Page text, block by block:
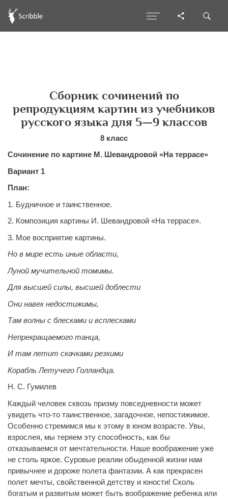
Сборник сочинений по
репродукциям картин из учебников
русского языка для 5—9 классов
8 класс
Сочинение по картине М. Шевандровой «На террасе»
Вариант 1
План:
1. Будничное и таинственное.
2. Композиция картины И. Шевандровой «На террасе».
3. Мое восприятие картины.
Но в мире есть иные области,
Луной мучительной томимы.
Для высшей силы, высшей доблести
Они навек недостижимы,
Там волны с блесками и всплесками
Непрекращаемого танца,
И там летит скачками резкими
Корабль Летучего Голландца.
Н. С. Гумилев
Каждый человек сквозь призму повседневности может
увидеть что-то таинственное, загадочное, непостижимое.
Особенно стремимся мы к этому в юном возрасте. Увы,
взрослея, мы теряем эту способность, как бы
отказываемся от мечтательности. Наше воображение уже
не столь яркое. Суровые реалии обыденной жизни нам
привычнее и дороже полета фантазии. А как прекрасен
полет мечты, свойственной детству и юности! Сколь
богатым и развитым может быть воображение ребенка или